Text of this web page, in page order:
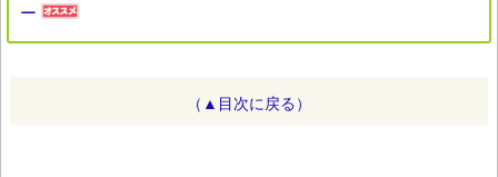
ー
（▲目次に戻る）